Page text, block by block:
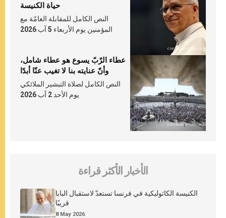
حياة الكنيسة
النص الكامل للمقابلة العامّة مع
المؤمنين يوم الأربعاء 5 آب 2026
عطاء الرّبّ يسوع هو عطاء شامل،
وأنّ عنايته بنا لا تغيب عنّا أبدًا
النص الكامل لصلاة التبشير الملائكي
يوم الأحد 2 آب 2026
الأخبار الأكثر قراءة
الكنيسة الكاثوليكية في فرنسا تستعدّ لاستقبال البابا
قريبًا
8 May 2026